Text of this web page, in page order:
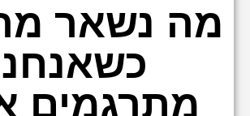
מה נשאר
מתרגמים